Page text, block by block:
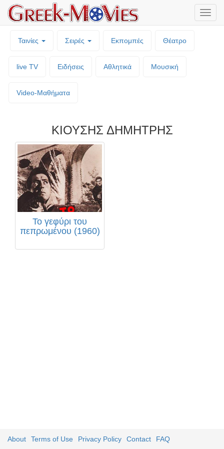
Ταινίες Σειρές Εκπομπές Θέατρο
live TV Ειδήσεις Αθλητικά Μουσική
Video-Mαθήματα
ΚΙΟΥΣΗΣ ΔΗΜΗΤΡΗΣ
Το γεφύρι του
πεπρωμένου (1960)
About Terms of Use Privacy Policy Contact FAQ